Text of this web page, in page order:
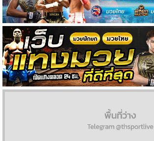
แกล
ล
อรี่
สาว
งาม
ผล
บอล